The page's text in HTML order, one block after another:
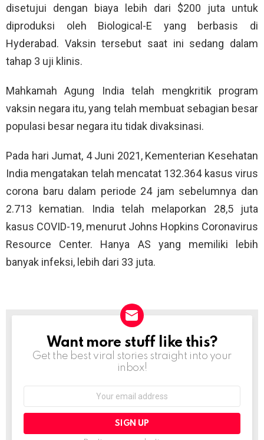
disetujui dengan biaya lebih dari $200 juta untuk
diproduksi oleh Biological-E yang berbasis di
Hyderabad. Vaksin tersebut saat ini sedang dalam
tahap 3 uji klinis.
Mahkamah Agung India telah mengkritik program
vaksin negara itu, yang telah membuat sebagian besar
populasi besar negara itu tidak divaksinasi.
Pada hari Jumat, 4 Juni 2021, Kementerian Kesehatan
India mengatakan telah mencatat 132.364 kasus virus
corona baru dalam periode 24 jam sebelumnya dan
2.713 kematian. India telah melaporkan 28,5 juta
kasus COVID-19, menurut Johns Hopkins Coronavirus
Resource Center. Hanya AS yang memiliki lebih
banyak infeksi, lebih dari 33 juta.
NEWSLETTER
Want more stuff like this?
Get the best viral stories straight into your
inbox!